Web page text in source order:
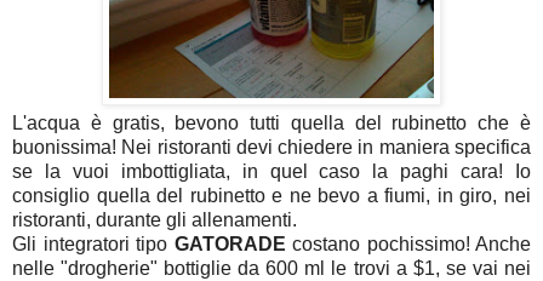
L'acqua è gratis, bevono tutti quella del rubinetto che è
buonissima! Nei ristoranti devi chiedere in maniera specifica
se la vuoi imbottigliata, in quel caso la paghi cara! Io
consiglio quella del rubinetto e ne bevo a fiumi, in giro, nei
ristoranti, durante gli allenamenti.
Gli integratori tipo GATORADE costano pochissimo! Anche
nelle "drogherie" bottiglie da 600 ml le trovi a $1, se vai nei